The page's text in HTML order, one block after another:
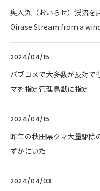
奥入瀬（おいらせ）渓流
Oirase Stream from a
2024/04/15
パブコメで大多数が反対
マを指定管理鳥獣に指定
2024/04/15
昨年の秋田県クマ大量駆除
ずかにいた
2024/04/03